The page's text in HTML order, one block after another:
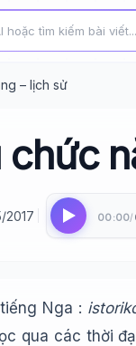
– lịch sử
2017 00:00/
Nga :
qua các thời